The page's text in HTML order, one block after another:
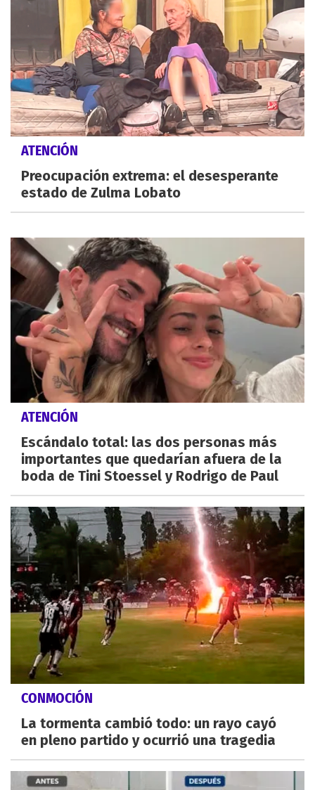
ATENCIÓN
Preocupación extrema: el desesperante
estado de Zulma Lobato
ATENCIÓN
Escándalo total: las dos personas más
importantes que quedarían afuera de la
boda de Tini Stoessel y Rodrigo de Paul
CONMOCIÓN
La tormenta cambió todo: un rayo cayó
en pleno partido y ocurrió una tragedia